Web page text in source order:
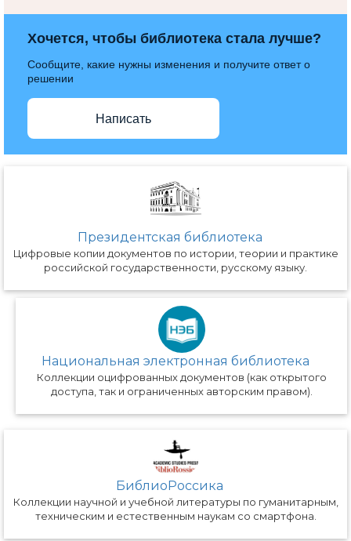
Хочется, чтобы библиотека стала лучше?
Сообщите, какие нужны изменения и получите ответ о
решении
Написать
Президентская библиотека
Цифровые копии документов по истории, теории и практике
российской государственности, русскому языку.
Национальная электронная библиотека
Коллекции оцифрованных документов (как открытого
доступа, так и ограниченных авторским правом).
БиблиоРоссика
Коллекции научной и учебной литературы по гуманитарным,
техническим и естественным наукам со смартфона.